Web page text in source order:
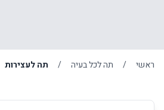
ראשי / תה לכל בעיה / תה לעצירות